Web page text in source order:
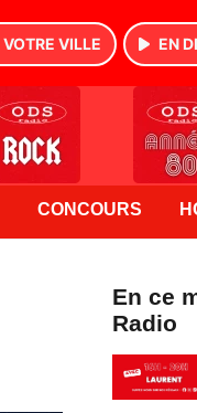
VOTRE VILLE EN
CONCOURS
En ce
Radio